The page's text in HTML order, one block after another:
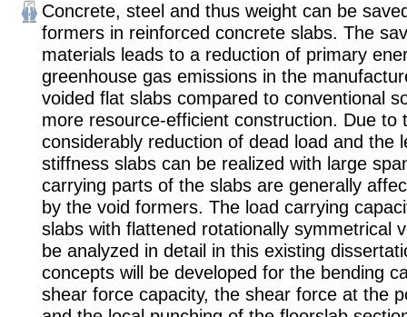
Concrete, steel and thus weight can be
formers in reinforced concrete slabs. The
materials leads to a reduction of primary
greenhouse gas emissions in the
voided flat slabs compared to conventional
more resource-efficient construction. Due to
considerably reduction of dead load and the
stiffness slabs can be realized with large
carrying parts of the slabs are generally
by the void formers. The load carrying
slabs with flattened rotationally symmetrical
be analyzed in detail in this existing
concepts will be developed for the bending
shear force capacity, the shear force at the